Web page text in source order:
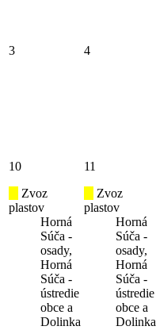
3 4
10
Zvoz
plastov
Horná
Súča -
osady,
Horná
Súča -
ústredie
obce a
Dolinka
11
Zvoz
plastov
Horná
Súča -
osady,
Horná
Súča -
ústredie
obce a
Dolinka